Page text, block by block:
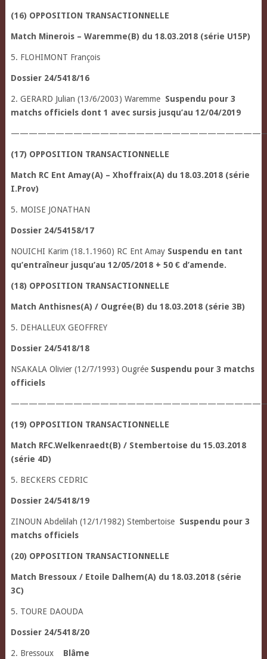
(16) OPPOSITION TRANSACTIONNELLE
Match Minerois – Waremme(B) du 18.03.2018 (série U15P)
5. FLOHIMONT François
Dossier 24/5418/16
2. GERARD Julian (13/6/2003) Waremme Suspendu pour 3
matchs officiels dont 1 avec sursis jusqu’au 12/04/2019
(17) OPPOSITION TRANSACTIONNELLE
Match RC Ent Amay(A) – Xhoffraix(A) du 18.03.2018 (série
I.Prov)
5. MOISE JONATHAN
Dossier 24/54158/17
NOUICHI Karim (18.1.1960) RC Ent Amay Suspendu en tant
qu’entraîneur jusqu’au 12/05/2018 + 50 € d’amende.
(18) OPPOSITION TRANSACTIONNELLE
Match Anthisnes(A) / Ougrée(B) du 18.03.2018 (série 3B)
5. DEHALLEUX GEOFFREY
Dossier 24/5418/18
NSAKALA Olivier (12/7/1993) Ougrée Suspendu pour 3 matchs
officiels
(19) OPPOSITION TRANSACTIONNELLE
Match RFC.Welkenraedt(B) / Stembertoise du 15.03.2018
(série 4D)
5. BECKERS CEDRIC
Dossier 24/5418/19
ZINOUN Abdelilah (12/1/1982) Stembertoise Suspendu pour 3
matchs officiels
(20) OPPOSITION TRANSACTIONNELLE
Match Bressoux / Etoile Dalhem(A) du 18.03.2018 (série
3C)
5. TOURE DAOUDA
Dossier 24/5418/20
2. Bressoux Blâme